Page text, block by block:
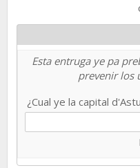
Esta entruga ye pa
prevenir los
¿Cual ye la capital